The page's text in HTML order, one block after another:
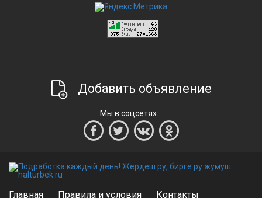
Добавить объявление
Мы в соцсетях:
Главная Правила и условия Контакты